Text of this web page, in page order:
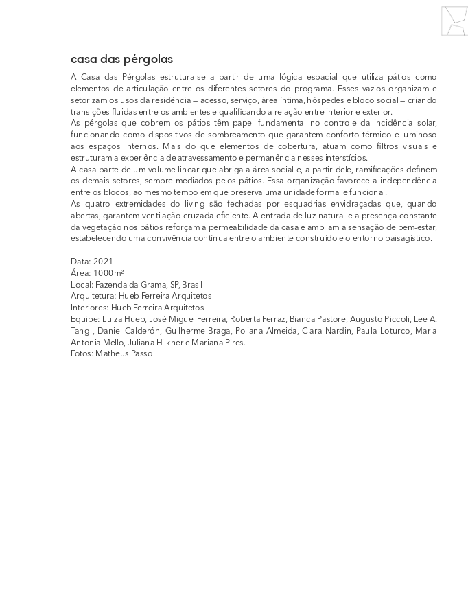
casa das pérgolas
A Casa das Pérgolas estrutura-se a partir de uma lógica espacial que utiliza pátios como
elementos de articulação entre os diferentes setores do programa. Esses vazios organizam e
setorizam os usos da residência — acesso, serviço, área íntima, hóspedes e bloco social — criando
transições fluidas entre os ambientes e qualificando a relação entre interior e exterior.
As pérgolas que cobrem os pátios têm papel fundamental no controle da incidência solar,
funcionando como dispositivos de sombreamento que garantem conforto térmico e luminoso
aos espaços internos. Mais do que elementos de cobertura, atuam como filtros visuais e
estruturam a experiência de atravessamento e permanência nesses interstícios.
A casa parte de um volume linear que abriga a área social e, a partir dele, ramificações definem
os demais setores, sempre mediados pelos pátios. Essa organização favorece a independência
entre os blocos, ao mesmo tempo em que preserva uma unidade formal e funcional.
As quatro extremidades do living são fechadas por esquadrias envidraçadas que, quando
abertas, garantem ventilação cruzada eficiente. A entrada de luz natural e a presença constante
da vegetação nos pátios reforçam a permeabilidade da casa e ampliam a sensação de bem-estar,
estabelecendo uma convivência contínua entre o ambiente construído e o entorno paisagístico.
Data: 2021
Área: 1000m²
Local: Fazenda da Grama, SP, Brasil
Arquitetura: Hueb Ferreira Arquitetos
Interiores: Hueb Ferreira Arquitetos
Equipe: Luiza Hueb, José Miguel Ferreira, Roberta Ferraz, Bianca Pastore, Augusto Piccoli, Lee A.
Tang , Daniel Calderón, Guilherme Braga, Poliana Almeida, Clara Nardin, Paula Loturco, Maria
Antonia Mello, Juliana Hilkner e Mariana Pires.
Fotos: Matheus Passo